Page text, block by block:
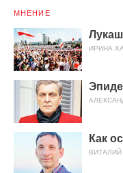
МНЕНИЕ
ИРИНА
Как